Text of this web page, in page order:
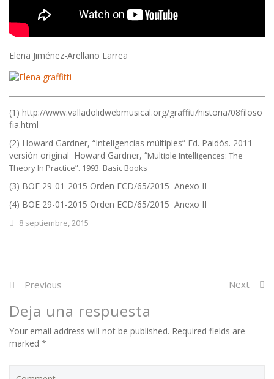
Elena Jiménez-Arellano Larrea
(1) http://www.valladolidwebmusical.org/graffiti/historia/08filoso
fia.html
(2) Howard Gardner, “Inteligencias múltiples” Ed. Paidós. 2011
versión original Howard Gardner, “Multiple Intelligences: The
Theory In Practice”. 1993. Basic Books
(3) BOE 29-01-2015 Orden ECD/65/2015 Anexo II
(4) BOE 29-01-2015 Orden ECD/65/2015 Anexo II
8 septiembre, 2015
Previous Next
Deja una respuesta
Your email address will not be published. Required fields are
marked *